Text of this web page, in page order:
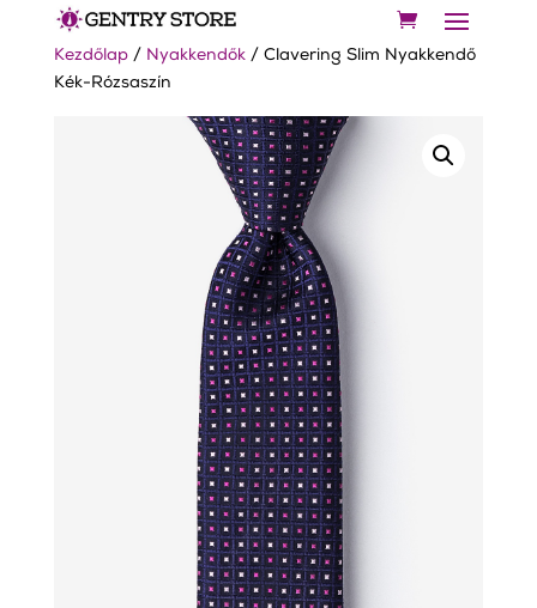
Kezdőlap/ Nyakkendők/ Clavering Slim Nyakkendő
Kék-Rózsaszín